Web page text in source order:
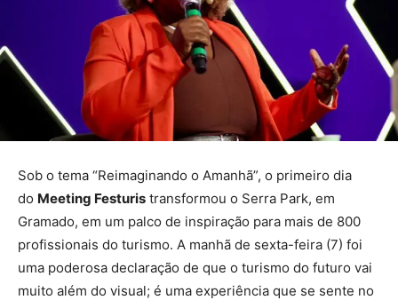
Sob o tema “Reimaginando o Amanhã”, o primeiro dia
do Meeting Festuris transformou o Serra Park, em
Gramado, em um palco de inspiração para mais de 800
profissionais do turismo. A manhã de sexta-feira (7) foi
uma poderosa declaração de que o turismo do futuro vai
muito além do visual; é uma experiência que se sente no